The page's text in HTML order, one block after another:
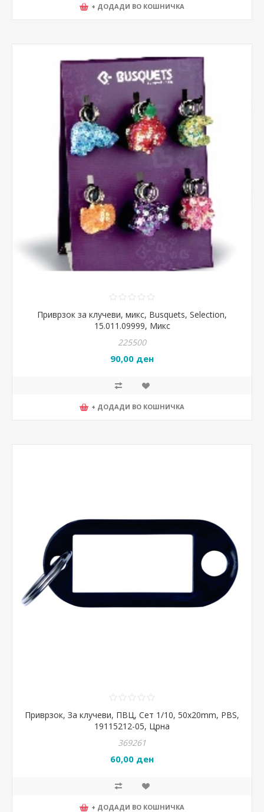
+ ДОДАДИ ВО КОШНИЧКА
Приврзок за клучеви, микс, Busquets, Selection,
15.011.09999, Микс
225500
90,00 ден
+ ДОДАДИ ВО КОШНИЧКА
Приврзок, За клучеви, ПВЦ, Сет 1/10, 50x20mm, PBS,
19115212-05, Црна
369261
60,00 ден
+ ДОДАДИ ВО КОШНИЧКА